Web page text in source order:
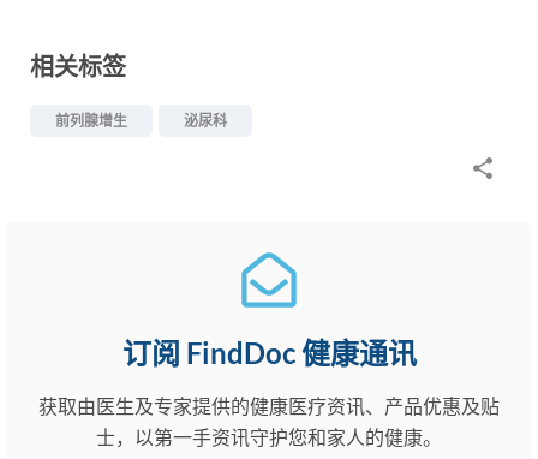
相关标签
前列腺增生 泌尿科
订阅 FindDoc 健康通讯
获取由医生及专家提供的健康医疗资讯、产品优惠及贴
士，以第一手资讯守护您和家人的健康。